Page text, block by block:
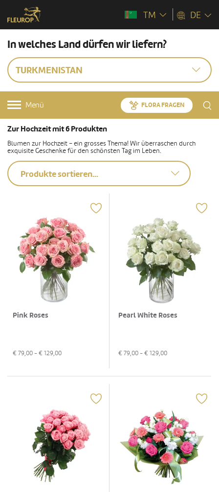
TM DE
In welches Land dürfen wir liefern?
TURKMENISTAN
Menü FLORA FRAGEN
Zur Hochzeit mit 6 Produkten
Blumen zur Hochzeit – ein grosses Thema! Wir überraschen durch
exquisite Geschenke für den schönsten Tag im Leben.
Produkte sortieren...
Pink Roses
€ 79,00 - € 129,00
Pearl White Roses
€ 79,00 - € 129,00